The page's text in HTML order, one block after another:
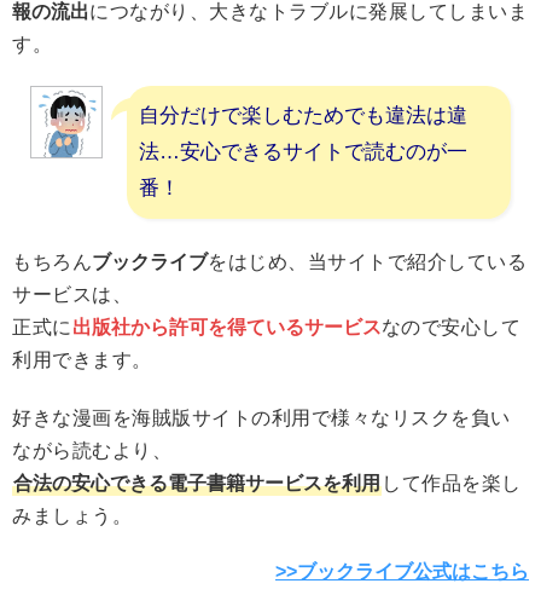
報の流出につながり、大きなトラブルに発展してしまいま
す。
自分だけで楽しむためでも違法は違
法…安心できるサイトで読むのが一
番！
もちろんブックライブをはじめ、当サイトで紹介している
サービスは、
正式に 出版社から許可を得ているサービスなので安心して
利用できます。
好きな漫画を海賊版サイトの利用で様々なリスクを負い
ながら読むより、
合法の安心できる電子書籍サービスを利用 して作品を楽し
みましょう。
>>ブックライブ公式はこちら